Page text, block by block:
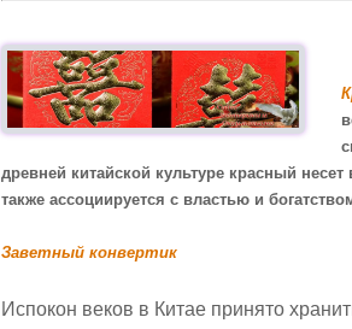
древней китайской культуре красный
также ассоциируется с властью и
Заветный конвертик
Испокон веков в Китае принято